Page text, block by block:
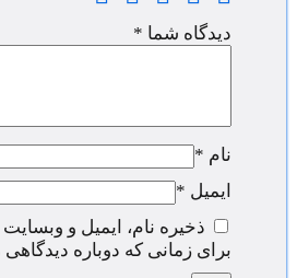
دیدگاه شما *
نام *
ایمیل *
ذخیره نام، ایمیل و
برای زمانی که دوباره